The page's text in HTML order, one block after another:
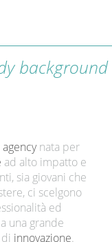
background
nata per
ad alto impatto e
sia giovani che
ci scelgono
ed
a una grande
innovazione.